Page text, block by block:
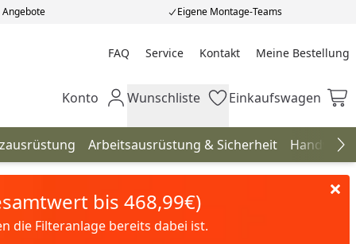
Eigene Montage-Teams
FAQ Service Kontakt Meine Bestellung
Meine Bestellung
Mein Konto
Konto Wunschliste
Wunschliste Einkaufswagen
Einkaufswagen
Arbeitsausrüstung & Sicherheit
bis 468,99€)
die Filteranlage bereits dabei ist.